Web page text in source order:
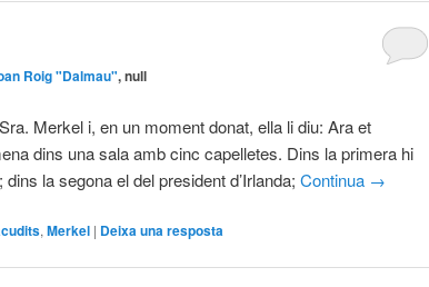
Roig "Dalmau", null
Merkel i, en un moment donat, ella li diu: Ara et
dins una sala amb cinc capelletes. Dins la primera hi
la segona el del president d’Irlanda;Continua →
,Merkel | Deixa una resposta